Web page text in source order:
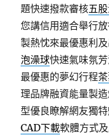
題快速撥款審核五
您講信用適合舉行
製熱忱來最優惠利
泡澡球快速氣味氛
最優惠的夢幻行程
理品牌融資能量製
型優良瞭解網友獨
CAD下載軟體方式